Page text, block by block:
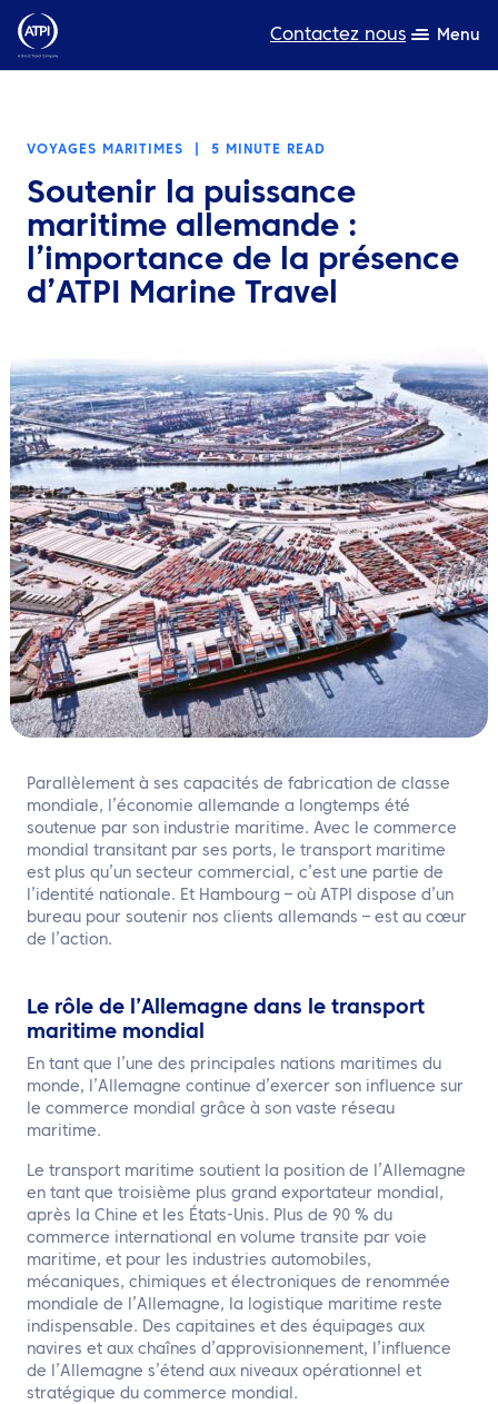
Contactez nous Menu
A propos de nous
Produits
TravelHub Login
Rechercher
Contactez nous
FR
VOYAGES MARITIMES 5 MINUTE READ
Soutenir la puissance
maritime allemande :
l’importance de la présence
d’ATPI Marine Travel
Parallèlement à ses capacités de fabrication de classe
mondiale, l’économie allemande a longtemps été
soutenue par son industrie maritime. Avec le commerce
mondial transitant par ses ports, le transport maritime
est plus qu’un secteur commercial, c’est une partie de
l’identité nationale. Et Hambourg – où ATPI dispose d’un
bureau pour soutenir nos clients allemands – est au cœur
de l’action.
Le rôle de l’Allemagne dans le transport
maritime mondial
En tant que l’une des principales nations maritimes du
monde, l’Allemagne continue d’exercer son influence sur
le commerce mondial grâce à son vaste réseau
maritime.
Le transport maritime soutient la position de l’Allemagne
en tant que troisième plus grand exportateur mondial,
après la Chine et les États-Unis. Plus de 90 % du
commerce international en volume transite par voie
maritime, et pour les industries automobiles,
mécaniques, chimiques et électroniques de renommée
mondiale de l’Allemagne, la logistique maritime reste
indispensable. Des capitaines et des équipages aux
navires et aux chaînes d’approvisionnement, l’influence
de l’Allemagne s’étend aux niveaux opérationnel et
stratégique du commerce mondial.